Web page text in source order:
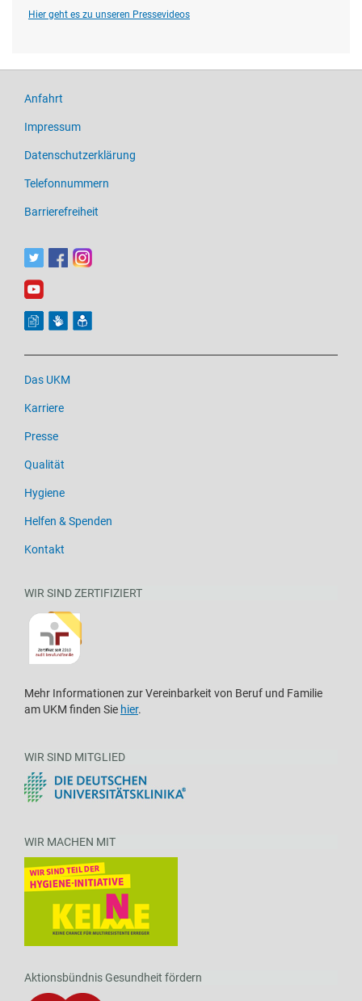
Hier geht es zu unseren Pressevideos
Anfahrt
Impressum
Datenschutzerklärung
Telefonnummern
Barrierefreiheit
Das UKM
Karriere
Presse
Qualität
Hygiene
Helfen & Spenden
Kontakt
WIR SIND ZERTIFIZIERT
Mehr Informationen zur Vereinbarkeit von Beruf und Familie
am UKM finden Sie hier.
WIR SIND MITGLIED
WIR MACHEN MIT
Aktionsbündnis Gesundheit fördern